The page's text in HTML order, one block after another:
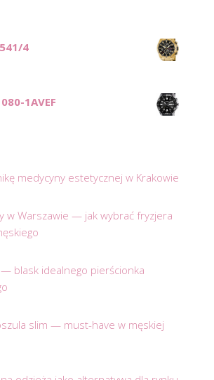
4
1AVEF
medycyny estetycznej w Krakowie
w Warszawie — jak wybrać fryzjera
blask idealnego pierścionka
slim — must-have w męskiej